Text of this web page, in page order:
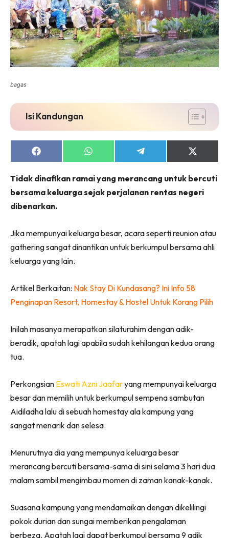
bagas
Isi Kandungan
Share
on
Share
on
Share
on
Share
on
(Twitter)
Tidak dinafikan ramai yang merancang untuk bercuti
bersama keluarga sejak perjalanan rentas negeri
dibenarkan.
Jika mempunyai keluarga besar, acara seperti reunion atau
gathering sangat dinantikan untuk berkumpul bersama ahli
keluarga yang lain.
Artikel Berkaitan: Nak Stay Di Kundasang? Ini Info 58
Penginapan Resort, Homestay & Hostel Untuk Korang Pilih
Inilah masanya merapatkan silaturahim dengan adik-
beradik, apatah lagi apabila sudah kehilangan kedua orang
tua.
Perkongsian Eswati Azni Jaafaryang mempunyai keluarga
besar dan memilih untuk berkumpul sempena sambutan
Aidiladha lalu di sebuah homestay ala kampung yang
sangat menarik dan selesa.
Menurutnya dia yang mempunya keluarga besar
merancang bercuti bersama-sama di sini selama 3 hari dua
malam sambil mengimbau momen di zaman kanak-kanak.
Suasana kampung yang mendamaikan dengan dikelilingi
pokok durian dan sungai memberikan pengalaman
berbeza. Apatah lagi dapat berkumpul bersama 9 adik